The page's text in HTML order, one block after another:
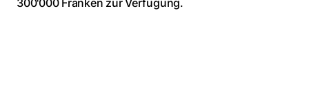
300'000 Franken zur Verfügung.